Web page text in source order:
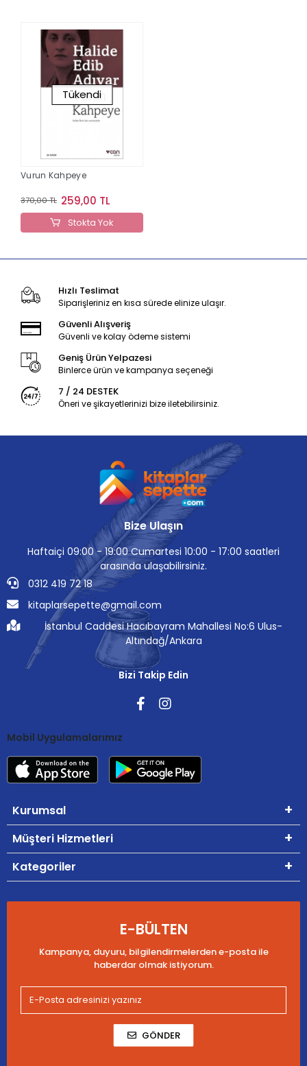
Tükendi
Vurun Kahpeye
370,00 TL 259,00 TL
Stokta Yok
Hızlı Teslimat
Siparişleriniz en kısa sürede elinize ulaşır.
Güvenli Alışveriş
Güvenli ve kolay ödeme sistemi
Geniş Ürün Yelpazesi
Binlerce ürün ve kampanya seçeneği
7 / 24 DESTEK
Öneri ve şikayetlerinizi bize iletebilirsiniz.
Bize Ulaşın
Haftaiçi 09:00 - 19:00 Cumartesi 10:00 - 17:00 saatleri
arasında ulaşabilirsiniz.
0312 419 72 18
kitaplarsepette@gmail.com
İstanbul Caddesi Hacıbayram Mahallesi No:6 Ulus-
Altındağ/Ankara
Bizi Takip Edin
Mobil Uygulamalarımız
Kurumsal
Müşteri Hizmetleri
Kategoriler
E-BÜLTEN
Kampanya, duyuru, bilgilendirmelerden e-posta ile
haberdar olmak istiyorum.
GÖNDER